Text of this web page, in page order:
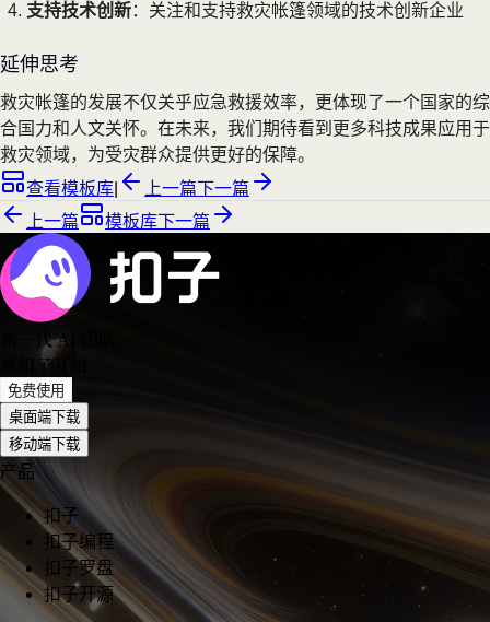
支持技术创新：关注和支持救灾帐篷领域的技术创新企业
延伸思考
救灾帐篷的发展不仅关乎应急救援效率，更体现了一个国家的综
合国力和人文关怀。在未来，我们期待看到更多科技成果应用于
救灾领域，为受灾群众提供更好的保障。
查看模板库
上一篇下一篇
上一篇
模板库下一篇
新一代 AI 团队
从扣子开始
免费使用
桌面端下载
移动端下载
产品
扣子
扣子编程
扣子罗盘
扣子开源